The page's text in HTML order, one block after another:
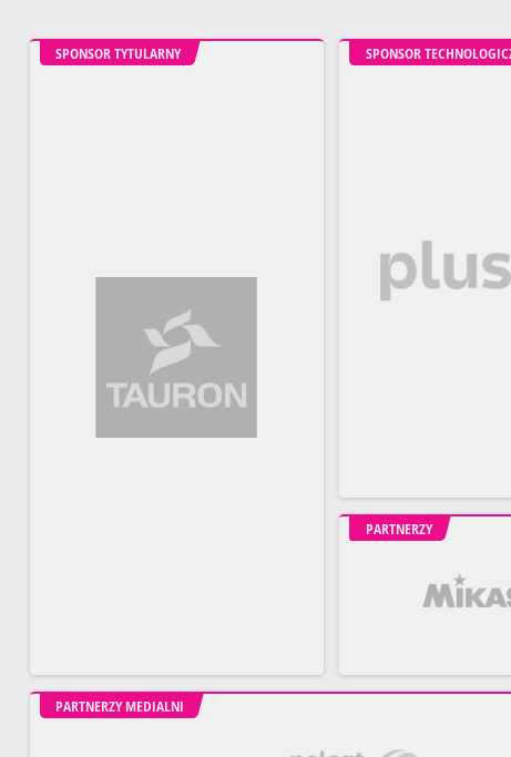
SPONSOR TYTULARNY SPONSOR
PARTNERZY
PARTNERZY MEDIALNI